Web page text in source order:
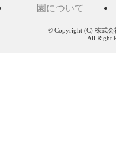
園について
© Copyright (C) 株式
All Right